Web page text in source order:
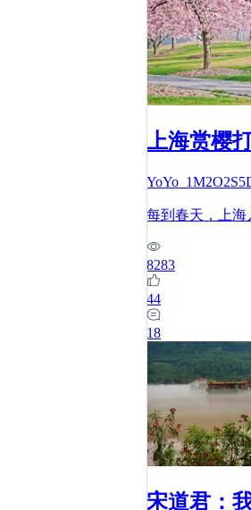
上海赏樱
每到春天，上
8283
44
18
宋道君：